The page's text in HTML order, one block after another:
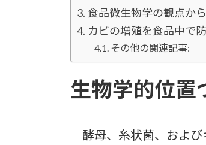
食品微生物学の観点か
カビの増殖を食品中で
その他の関連記事:
生物学的位置
酵母、糸状菌、および